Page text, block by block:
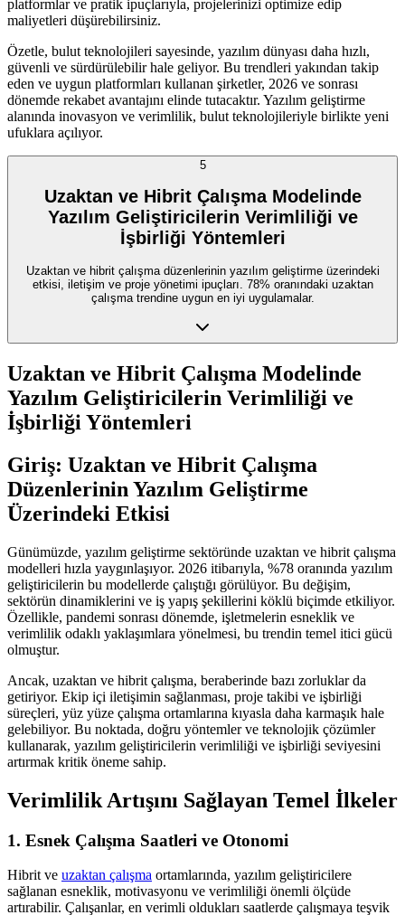
platformlar ve pratik ipuçlarıyla, projelerinizi optimize edip
maliyetleri düşürebilirsiniz.
Özetle, bulut teknolojileri sayesinde, yazılım dünyası daha hızlı,
güvenli ve sürdürülebilir hale geliyor. Bu trendleri yakından takip
eden ve uygun platformları kullanan şirketler, 2026 ve sonrası
dönemde rekabet avantajını elinde tutacaktır. Yazılım geliştirme
alanında inovasyon ve verimlilik, bulut teknolojileriyle birlikte yeni
ufuklara açılıyor.
5
Uzaktan ve Hibrit Çalışma Modelinde
Yazılım Geliştiricilerin Verimliliği ve
İşbirliği Yöntemleri
Uzaktan ve hibrit çalışma düzenlerinin yazılım geliştirme üzerindeki
etkisi, iletişim ve proje yönetimi ipuçları. 78% oranındaki uzaktan
çalışma trendine uygun en iyi uygulamalar.
Uzaktan ve Hibrit Çalışma Modelinde
Yazılım Geliştiricilerin Verimliliği ve
İşbirliği Yöntemleri
Giriş: Uzaktan ve Hibrit Çalışma
Düzenlerinin Yazılım Geliştirme
Üzerindeki Etkisi
Günümüzde, yazılım geliştirme sektöründe uzaktan ve hibrit çalışma
modelleri hızla yaygınlaşıyor. 2026 itibarıyla, %78 oranında yazılım
geliştiricilerin bu modellerde çalıştığı görülüyor. Bu değişim,
sektörün dinamiklerini ve iş yapış şekillerini köklü biçimde etkiliyor.
Özellikle, pandemi sonrası dönemde, işletmelerin esneklik ve
verimlilik odaklı yaklaşımlara yönelmesi, bu trendin temel itici gücü
olmuştur.
Ancak, uzaktan ve hibrit çalışma, beraberinde bazı zorluklar da
getiriyor. Ekip içi iletişimin sağlanması, proje takibi ve işbirliği
süreçleri, yüz yüze çalışma ortamlarına kıyasla daha karmaşık hale
gelebiliyor. Bu noktada, doğru yöntemler ve teknolojik çözümler
kullanarak, yazılım geliştiricilerin verimliliği ve işbirliği seviyesini
artırmak kritik öneme sahip.
Verimlilik Artışını Sağlayan Temel İlkeler
1. Esnek Çalışma Saatleri ve Otonomi
Hibrit ve uzaktan çalışma ortamlarında, yazılım geliştiricilere
sağlanan esneklik, motivasyonu ve verimliliği önemli ölçüde
artırabilir. Çalışanlar, en verimli oldukları saatlerde çalışmaya teşvik